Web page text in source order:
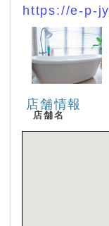
https://e-p-
店舗情報
店舗名